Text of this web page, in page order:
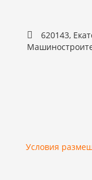
620143,
Условия